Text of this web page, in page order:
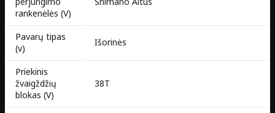
rankenėlės (V)
Pavarų tipas
(v)
Išorinės
Priekinis
žvaigždžių
blokas (V)
38T